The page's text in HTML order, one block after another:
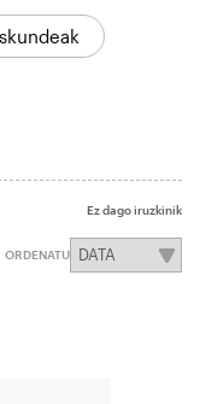
Ez dago iruzkinik
ORDENATU